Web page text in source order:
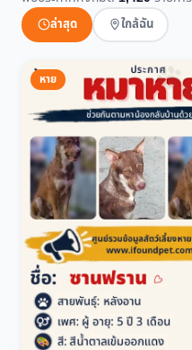
ล่าสุด ใกล้ฉัน
หาย